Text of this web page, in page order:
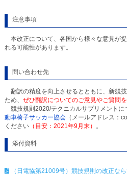
注意事項
本改正について、各国から様々な意見が
れる可能性があります。
問い合わせ先
翻訳の精度を向上させるとともに、新競
ため、 ぜひ翻訳についてのご意見やご質問を
競技規則2020/テクニカルサプリメントに
動車椅子サッカー協会（メールアドレス：
ください（目安：2021年9月末） 。
添付資料
（日電協第21009号）競技規則の改正な